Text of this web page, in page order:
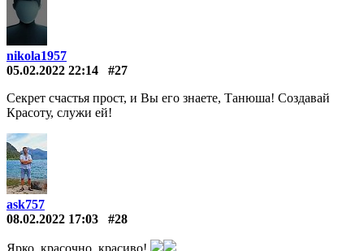
nikola1957
05.02.2022 22:14
#27
Секрет счастья прост, и Вы его знаете, Танюша! Создавай
Красоту, служи ей!
ask757
08.02.2022 17:03
#28
Ярко, красочно, красиво!